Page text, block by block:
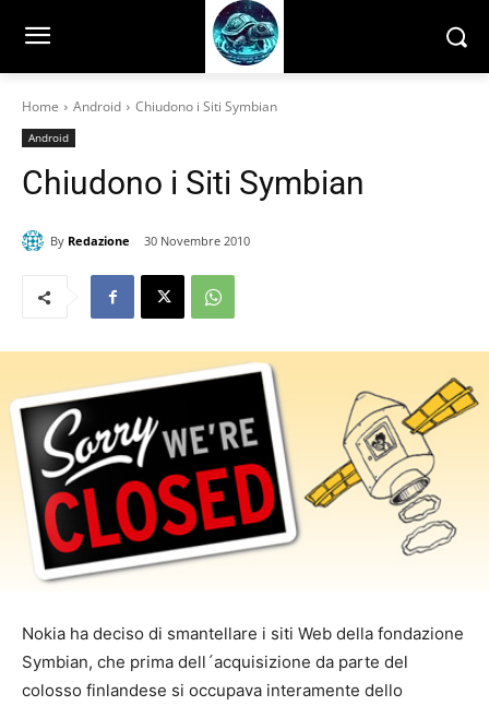
Home Android Chiudono i Siti Symbian
Android
Chiudono i Siti Symbian
By Redazione 30 Novembre 2010
Nokia ha deciso di smantellare i siti Web della fondazione
Symbian, che prima dell´acquisizione da parte del
colosso finlandese si occupava interamente dello